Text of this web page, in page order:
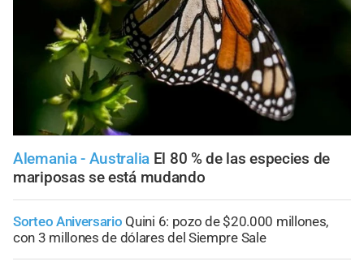
Alemania - Australia El 80 % de las especies de
mariposas se está mudando
Sorteo Aniversario Quini 6: pozo de $20.000 millones,
con 3 millones de dólares del Siempre Sale